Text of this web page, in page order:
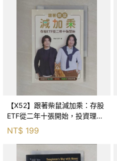
【X52】跟著柴鼠減加乘：存股
ETF從二年十張開始，投資理財
先主動、後被動、再翻身的智富
密碼_柴鼠兄弟
NT$ 199